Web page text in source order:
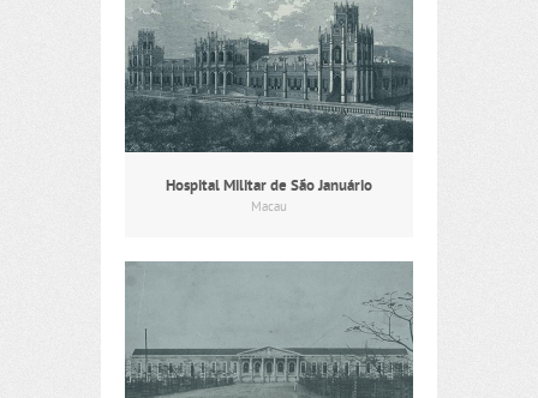
Hospital Militar de São Januário
Macau